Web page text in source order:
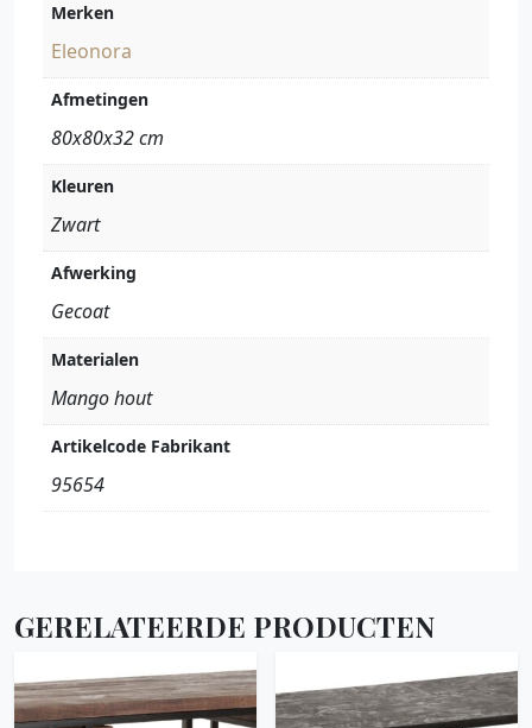
Merken
Eleonora
Afmetingen
80x80x32 cm
Kleuren
Zwart
Afwerking
Gecoat
Materialen
Mango hout
Artikelcode Fabrikant
95654
GERELATEERDE PRODUCTEN